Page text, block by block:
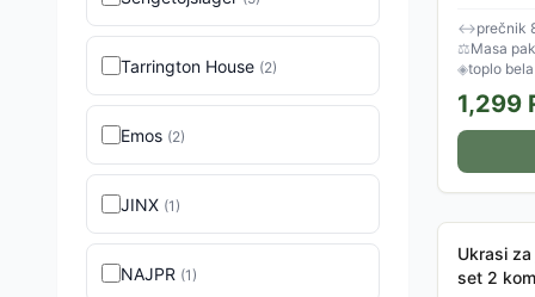
Tarrington House (2)
Emos (2)
JINX (1)
NAJPR (1)
Napaja se
↔prečnik
⚖Masa
◈toplo bela
1,299
Ukrasi
set 2